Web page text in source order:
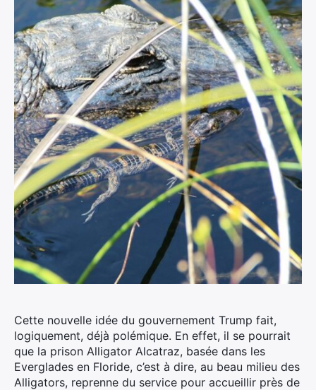
Cette nouvelle idée du gouvernement Trump fait,
logiquement, déjà polémique. En effet, il se pourrait
que la prison Alligator Alcatraz, basée dans les
Everglades en Floride, c’est à dire, au beau milieu des
Alligators, reprenne du service pour accueillir près de